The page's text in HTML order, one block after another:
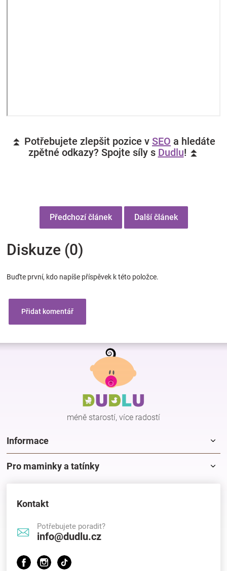
⏫ Potřebujete zlepšit pozice v SEO a hledáte
zpětné odkazy? Spojte síly s Dudlu! ⏫
Předchozí článek Další článek
Diskuze (0)
Buďte první, kdo napíše příspěvek k této položce.
Přidat komentář
Z
méně starostí, více radostí
Informace
Pro maminky a tatínky
Kontakt
Potřebujete poradit?
info@dudlu.cz